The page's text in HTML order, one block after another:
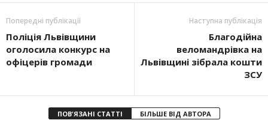
Попередні публікації
Поліція Львівщини
оголосила конкурс на
офіцерів громади
Наступна публікація
Благодійна
веломандрівка на
Львівщині зібрала кошти
ЗСУ
ПОВ'ЯЗАНІ СТАТТІ БІЛЬШЕ ВІД АВТОРА